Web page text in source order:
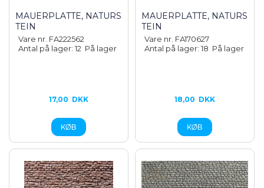
MAUERPLATTE, NATURS
TEIN
Vare nr. FA222562
Antal på lager: 12 På lager
17,00 DKK
MAUERPLATTE, NATURS
TEIN
Vare nr. FA170627
Antal på lager: 18 På lager
18,00 DKK